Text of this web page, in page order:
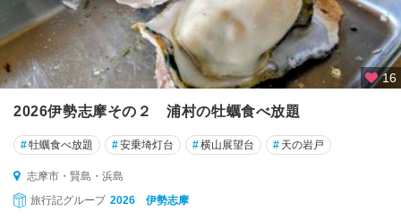
16
2026伊勢志摩その２ 浦村の牡蠣食べ放題
#牡蠣食べ放題 #安乗埼灯台 #横山展望台 # 天の岩戸
志摩市・賢島・浜島
旅行記グループ 2026 伊勢志摩